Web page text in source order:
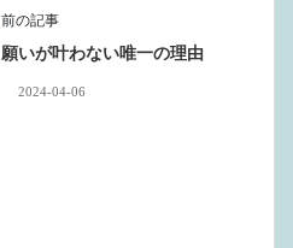
前の記事
願いが叶わない唯一の理由
2024-04-06